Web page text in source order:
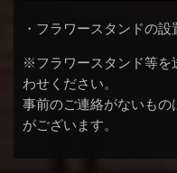
・フラワースタンドの設
※フラワースタンド等を
わせください。
事前のご連絡がないも
がございます。